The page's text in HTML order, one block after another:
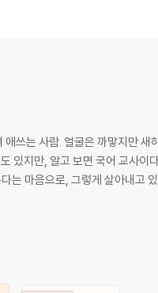
쓰는 사람. 얼굴은 까맣지만
있지만, 알고 보면 국어 교사
는 마음으로, 그렇게 살아내고